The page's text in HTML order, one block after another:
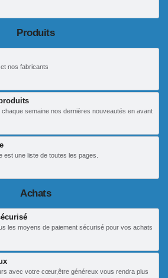
Produits
nos fabricants
chaque semaine nos dernières nouveautés en avant
est une liste de toutes les pages.
Achats
les moyens de paiement sécurisé pour vos achats
avec votre cœur,être généreux vous rendra plus